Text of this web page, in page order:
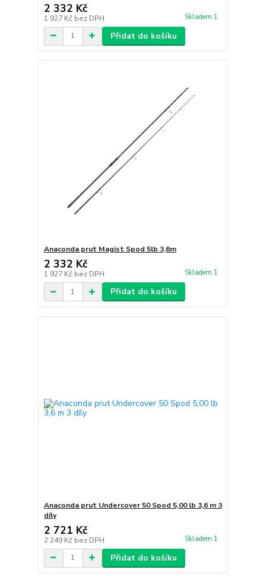
2 332 Kč
1 927 Kč bez DPH Skladem 1
Přidat do košíku
Anaconda prut Magist Spod 5lb 3,6m
2 332 Kč
1 927 Kč bez DPH Skladem 1
Přidat do košíku
Anaconda prut Undercover 50 Spod 5,00 lb 3,6 m 3
díly
2 721 Kč
2 249 Kč bez DPH Skladem 1
Přidat do košíku